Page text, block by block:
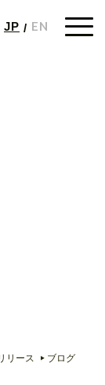
JP EN
リース ブログ